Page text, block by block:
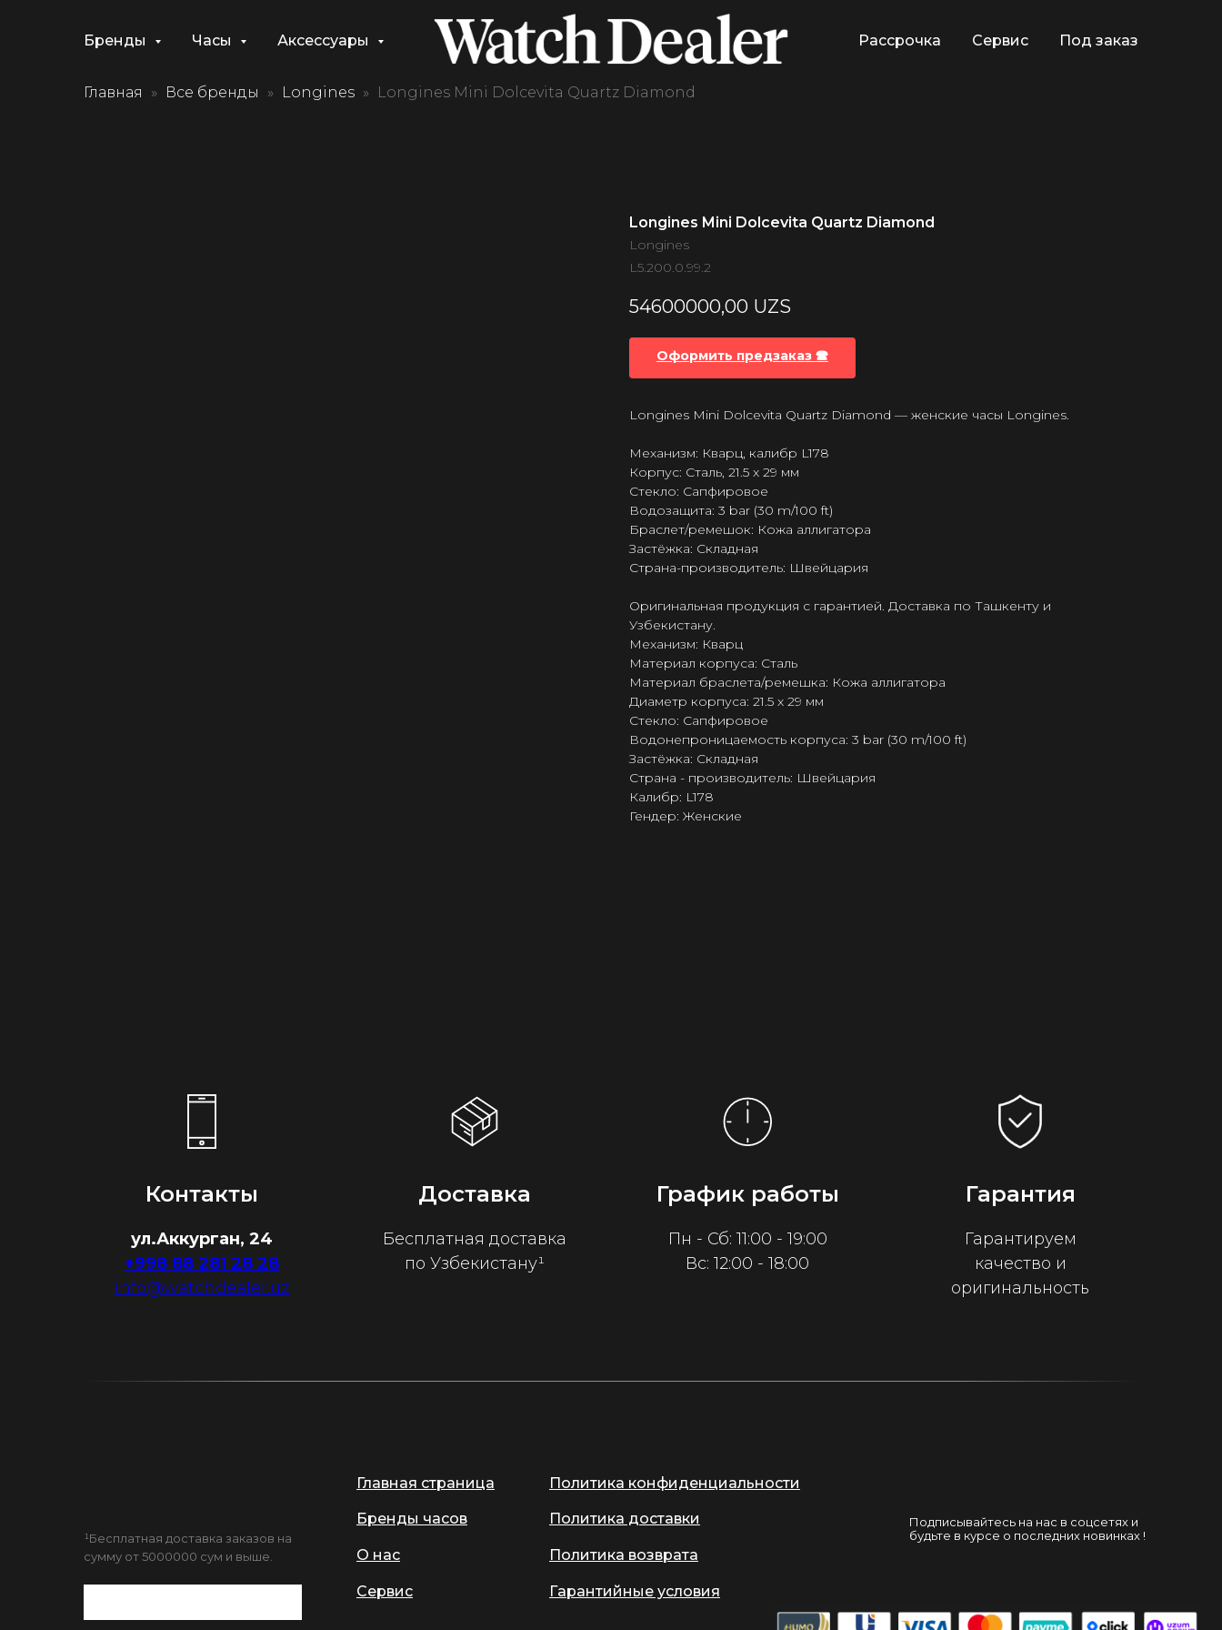
Бренды Часы Аксессуары Рассрочка Сервис Под заказ
Главная Все бренды Longines Longines Mini Dolcevita Quartz Diamond
Longines Mini Dolcevita Quartz Diamond
Longines
L5.200.0.99.2
54600000,00 UZS
Оформить предзаказ 🕿
Longines Mini Dolcevita Quartz Diamond — женские часы Longines.
Механизм: Кварц, калибр L178
Корпус: Сталь, 21.5 x 29 мм
Стекло: Сапфировое
Водозащита: 3 bar (30 m/100 ft)
Браслет/ремешок: Кожа аллигатора
Застёжка: Складная
Страна-производитель: Швейцария
Оригинальная продукция с гарантией. Доставка по Ташкенту и
Узбекистану.
Механизм: Кварц
Материал корпуса: Сталь
Материал браслета/ремешка: Кожа аллигатора
Диаметр корпуса: 21.5 x 29 мм
Стекло: Сапфировое
Водонепроницаемость корпуса: 3 bar (30 m/100 ft)
Застёжка: Складная
Страна - производитель: Швейцария
Калибр: L178
Гендер: Женские
Контакты
ул.Аккурган, 24
+998 88 281 28 28
info@watchdealer.uz
Доставка
Бесплатная доставка
по Узбекистану¹
График работы
Пн - Сб: 11:00 - 19:00
Вс: 12:00 - 18:00
Гарантия
Гарантируем
качество и
оригинальность
Подписывайтесь на нас в соцсетях и
будьте в курсе о последних новинках !
Главная страница
Бренды часов
О нас
Сервис
¹Бесплатная доставка заказов на
сумму от 5000000 сум и выше.
Политика конфиденциальности
Политика доставки
Политика возврата
Гарантийные условия